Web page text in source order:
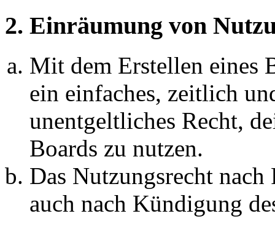
2. Einräumung von
Mit dem Erstellen eines
ein einfaches, zeitlich
unentgeltliches Recht,
Boards zu nutzen.
Das Nutzungsrecht
auch nach Kündigung